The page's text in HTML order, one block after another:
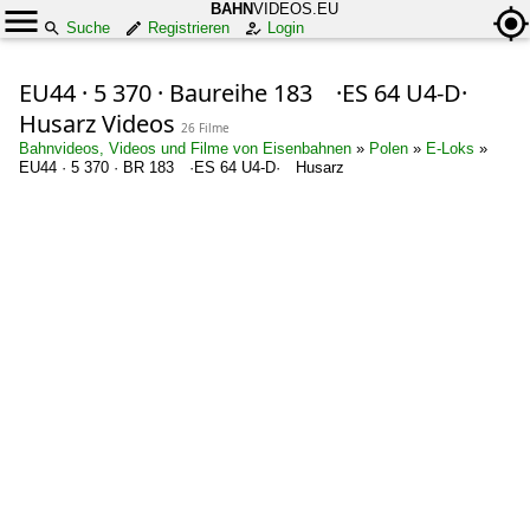
BAHNVIDEOS.EU
Suche
Registrieren Login
EU44 · 5 370 · Baureihe 183 ·ES 64 U4-D·
Husarz Videos 26 Filme
Bahnvideos, Videos und Filme von Eisenbahnen » Polen » E-Loks »
EU44 · 5 370 · BR 183 ·ES 64 U4-D· Husarz